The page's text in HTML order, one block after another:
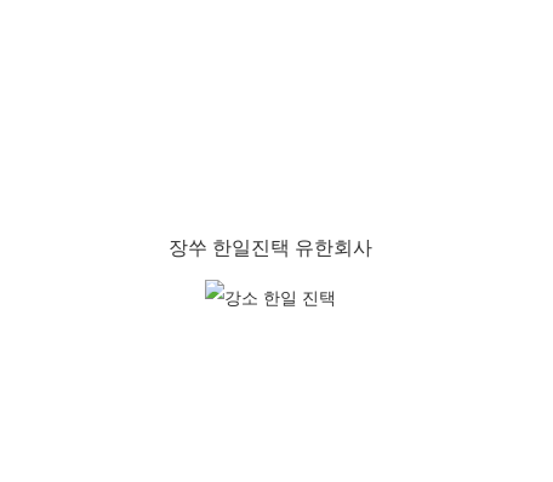
장쑤 한일진택 유한회사